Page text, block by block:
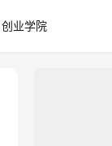
创业学院